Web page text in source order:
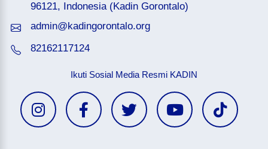
96121, Indonesia (Kadin Gorontalo)
admin@kadingorontalo.org
82162117124
Ikuti Sosial Media Resmi KADIN